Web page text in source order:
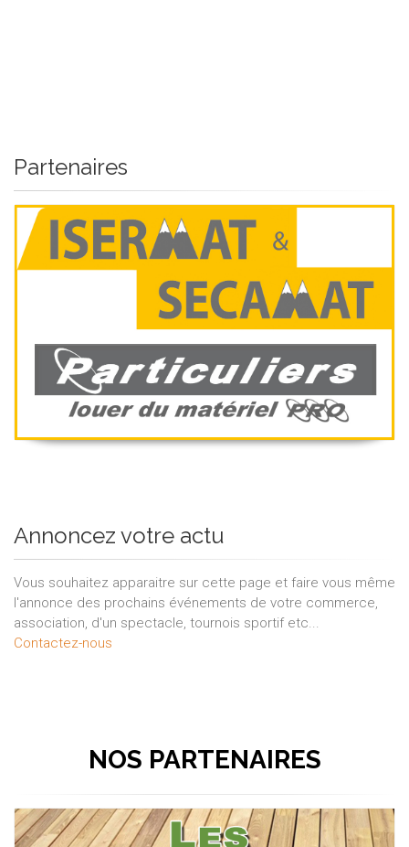
Partenaires
Isermat & Secamat
Annoncez votre actu
Vous souhaitez apparaitre sur cette page et faire vous même
l'annonce des prochains événements de votre commerce,
association, d'un spectacle, tournois sportif etc...
Contactez-nous
NOS PARTENAIRES
Scierie Richard Bois Énergie